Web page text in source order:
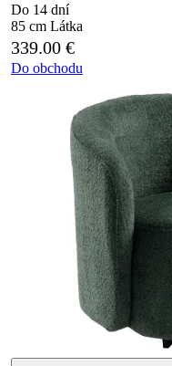
Do 14 dní
85 cm Látka
339.00 €
Do obchodu